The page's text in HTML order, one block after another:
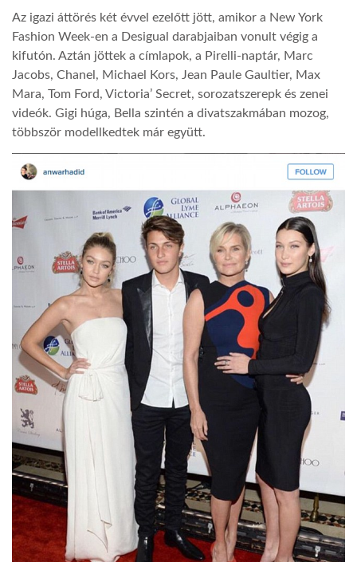
Az igazi áttörés két évvel ezelőtt jött, amikor a New York
Fashion Week-en a Desigual darabjaiban vonult végig a
kifutón. Aztán jöttek a címlapok, a Pirelli-naptár, Marc
Jacobs, Chanel, Michael Kors, Jean Paule Gaultier, Max
Mara, Tom Ford, Victoria’ Secret, sorozatszerepk és zenei
videók. Gigi húga, Bella szintén a divatszakmában mozog,
többször modellkedtek már együtt.